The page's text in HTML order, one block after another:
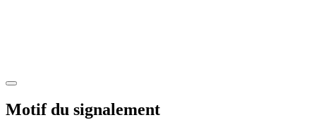
Motif du signalement